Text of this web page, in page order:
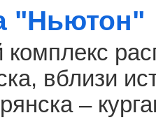
"Ньютон"
комплекс
вблизи
–